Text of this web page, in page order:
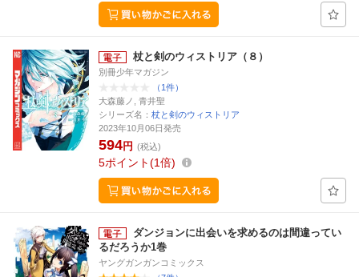
杖と剣のウィストリア（８）
別冊少年マガジン
（1件）
大森藤ノ, 青井聖
シリーズ名： 杖と剣のウィストリア
2023年10月06日発売
594円 (税込)
5ポイント 1倍
ダンジョンに出会いを求めるのは間違ってい
るだろうか1巻
ヤングガンガンコミックス